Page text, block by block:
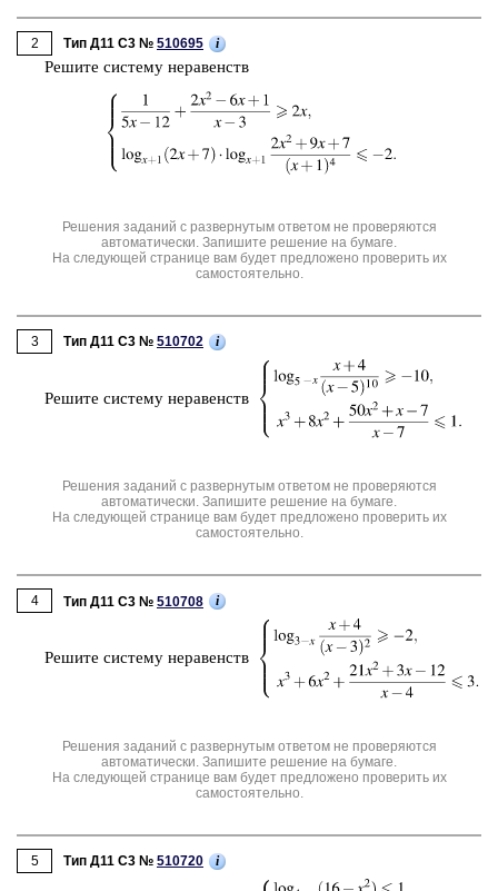
2 Тип Д11 C3 № 510695 i
Ре­ши­те си­сте­му не­ра­венств
Решения заданий с развернутым ответом не проверяются
автоматически. Запишите решение на бумаге.
На следующей странице вам будет предложено проверить их
самостоятельно.
3 Тип Д11 C3 № 510702 i
Ре­ши­те си­сте­му не­ра­венств
Решения заданий с развернутым ответом не проверяются
автоматически. Запишите решение на бумаге.
На следующей странице вам будет предложено проверить их
самостоятельно.
4 Тип Д11 C3 № 510708 i
Ре­ши­те си­сте­му не­ра­венств
Решения заданий с развернутым ответом не проверяются
автоматически. Запишите решение на бумаге.
На следующей странице вам будет предложено проверить их
самостоятельно.
5 Тип Д11 C3 № 510720 i